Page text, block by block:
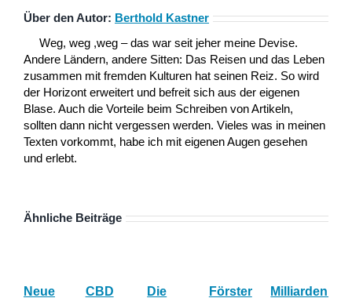
Über den Autor: Berthold Kastner
Weg, weg ,weg – das war seit jeher meine Devise.
Andere Ländern, andere Sitten: Das Reisen und das Leben
zusammen mit fremden Kulturen hat seinen Reiz. So wird
der Horizont erweitert und befreit sich aus der eigenen
Blase. Auch die Vorteile beim Schreiben von Artikeln,
sollten dann nicht vergessen werden. Vieles was in meinen
Texten vorkommt, habe ich mit eigenen Augen gesehen
und erlebt.
Ähnliche Beiträge
Neue CBD Die Förster